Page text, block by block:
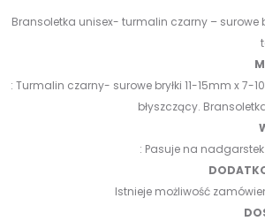
Bransoletka unisex- turmalin czarny – surowe
: Turmalin czarny- surowe bryłki 11-15mm x 7-
błyszczący.
: Pasuje na
Istnieje możliwość